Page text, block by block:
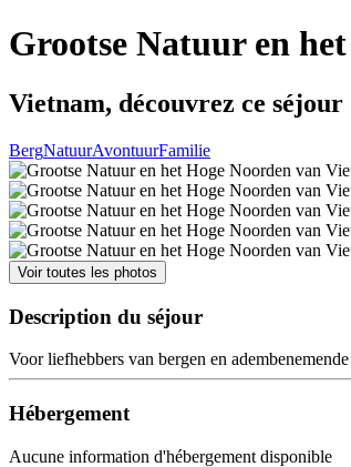
Grootse Natuur en
Vietnam, découvrez ce séjour
BergNatuurAvontuurFamilie
Voir toutes les photos
Description du séjour
Voor liefhebbers van bergen en
Hébergement
Aucune information d'hébergement disponible